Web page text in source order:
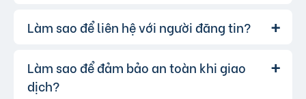
đủ thông tin.
Trả lời: Bạn có thể sử dụng công cụ tìm kiếm
phẩm/dịch vụ bạn muốn tìm. Để lọc kết quả
chính xác hơn, bạn có thể chọn thêm danh mục
và khu vực.
Làm sao để liên hệ với người đăng tin?
Trả lời: Khi bạn tìm thấy tin rao vặt phù hợp,
hãy nhấp vào một trong những nút liên hệ mà
Làm sao để đảm bảo an toàn khi giao
dịch?